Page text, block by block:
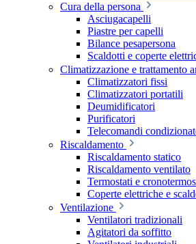
Cura della persona
Asciugacapelli
Piastre per capelli
Bilance pesapersona
Scaldotti e coperte
Climatizzazione e trattamento
Climatizzatori fissi
Climatizzatori portatili
Deumidificatori
Purificatori
Telecomandi
Riscaldamento
Riscaldamento statico
Riscaldamento ventilato
Termostati e
Coperte elettriche e
Ventilazione
Ventilatori tradizionali
Agitatori da soffitto